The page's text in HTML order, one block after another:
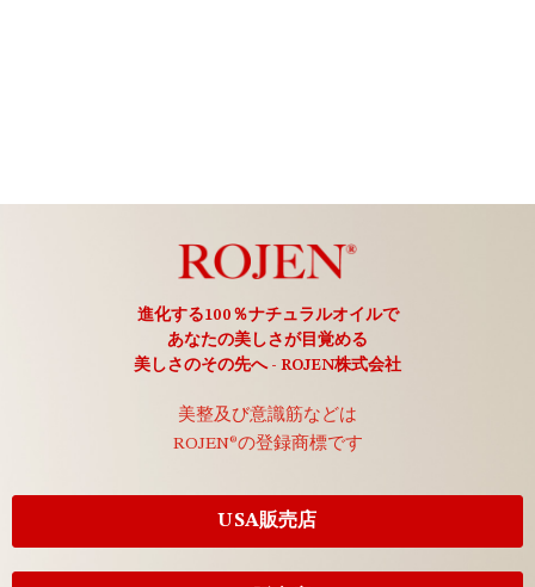
進化する100％ナチュラルオイルで
あなたの美しさが目覚める
美しさのその先へ - ROJEN株式会社
美整及び意識筋などは
ROJEN®の登録商標です
USA販売店